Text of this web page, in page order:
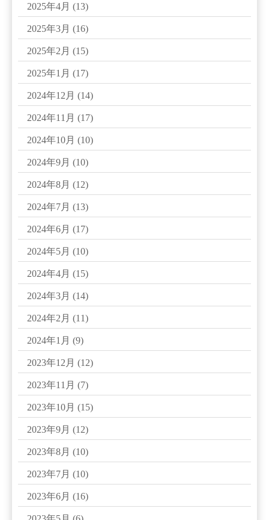
2025年4月 (13)
2025年3月 (16)
2025年2月 (15)
2025年1月 (17)
2024年12月 (14)
2024年11月 (17)
2024年10月 (10)
2024年9月 (10)
2024年8月 (12)
2024年7月 (13)
2024年6月 (17)
2024年5月 (10)
2024年4月 (15)
2024年3月 (14)
2024年2月 (11)
2024年1月 (9)
2023年12月 (12)
2023年11月 (7)
2023年10月 (15)
2023年9月 (12)
2023年8月 (10)
2023年7月 (10)
2023年6月 (16)